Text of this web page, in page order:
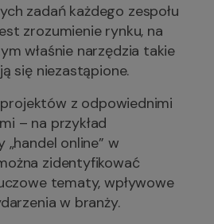
zadań każdego zespołu
zrozumienie rynku, na
właśnie narzędzia takie
się niezastąpione.
z odpowiednimi
– na przykład
online” w
zidentyfikować
tematy, wpływowe
w branży.